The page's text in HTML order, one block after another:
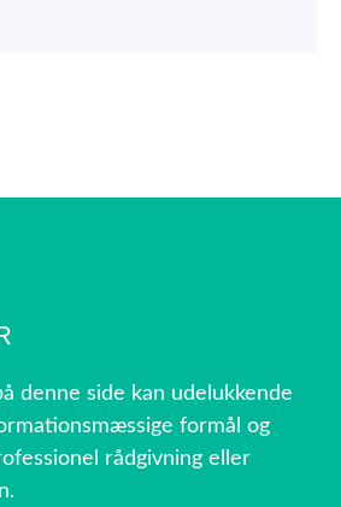
denne side kan udelukkende
formål og
rådgivning eller